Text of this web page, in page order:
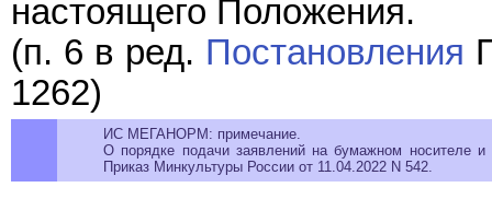
настоящего Положения.
(п. 6 в ред. Постановления
1262)
ИС МЕГАНОРМ: примечание.
О порядке подачи заявлений на бумажном носителе
Приказ Минкультуры России от 11.04.2022 N 542.